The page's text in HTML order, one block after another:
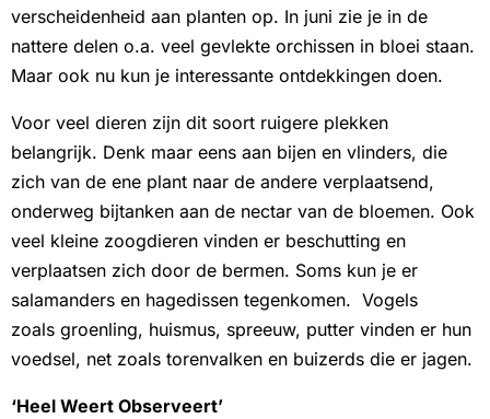
verscheidenheid aan planten op. In juni zie je in de
nattere delen o.a. veel gevlekte orchissen in bloei staan.
Maar ook nu kun je interessante ontdekkingen doen.
Voor veel dieren zijn dit soort ruigere plekken
belangrijk. Denk maar eens aan bijen en vlinders, die
zich van de ene plant naar de andere verplaatsend,
onderweg bijtanken aan de nectar van de bloemen. Ook
veel kleine zoogdieren vinden er beschutting en
verplaatsen zich door de bermen. Soms kun je er
salamanders en hagedissen tegenkomen. Vogels
zoals groenling, huismus, spreeuw, putter vinden er hun
voedsel, net zoals torenvalken en buizerds die er jagen.
‘Heel Weert Observeert’